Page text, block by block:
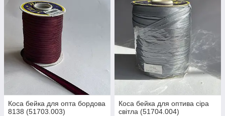
Коса бейка для опта бордова
8138 (51703.003)
Коса бейка для оптива сіра
світла (51704.004)